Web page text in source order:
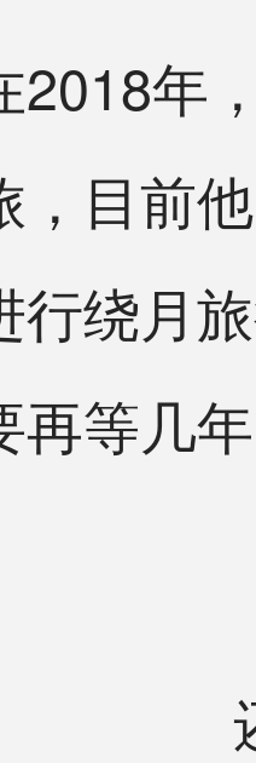
年，
，目前
行绕月
再等几